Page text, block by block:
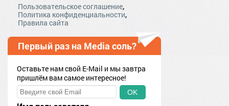
Пользовательское соглашение,
Политика конфиденциальности,
Правила сайта
Первый раз на Media соль?
Оставьте нам свой E-Mail и мы завтра
пришлём вам самое интересное!
OK